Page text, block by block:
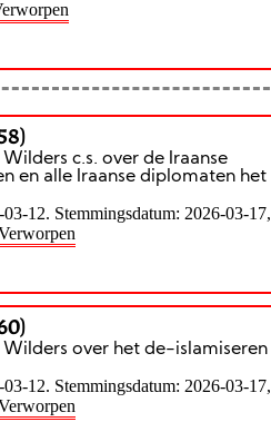
c.s. over de Iraanse
en alle Iraanse diplomaten het
12. Stemmingsdatum: 2026-03-17,
over het de-islamiseren
12. Stemmingsdatum: 2026-03-17,